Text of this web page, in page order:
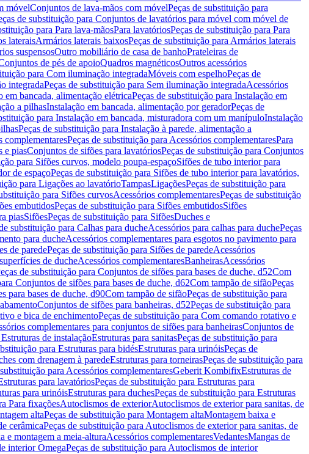
móvelConjuntos de lava-mãos com móvelPeças de substituição para
de substituição para Conjuntos de lavatórios para móvel com móvel de
para Para lava-mãosPara lavatóriosPeças de substituição para Para
lateraisArmários laterais baixosPeças de substituição para Armários laterais
suspensosOutro mobiliário de casa de banhoPrateleiras de
de pés de apoioQuadros magnéticosOutros acessórios
para Com iluminação integradaMóveis com espelhoPeças de
integradaPeças de substituição para Sem iluminação integradaAcessórios
em bancada, alimentação elétricaPeças de substituição para Instalação em
a pilhasInstalação em bancada, alimentação por geradorPeças de
para Instalação em bancada, misturadora com um manípuloInstalação
Peças de substituição para Instalação à parede, alimentação a
complementaresPeças de substituição para Acessórios complementaresPara
e piasConjuntos de sifões para lavatóriosPeças de substituição para Conjuntos
para Sifões curvos, modelo poupa-espaçoSifões de tubo interior para
de espaçoPeças de substituição para Sifões de tubo interior para lavatórios,
para Ligações ao lavatórioTampasLigaçõesPeças de substituição para
para Sifões curvosAcessórios complementaresPeças de substituição
embutidosPeças de substituição para Sifões embutidosSifões
piasSifõesPeças de substituição para SifõesDuches e
substituição para Calhas para ducheAcessórios para calhas para duchePeças
para ducheAcessórios complementares para esgotos no pavimento para
de paredePeças de substituição para Sifões de paredeAcessórios
de ducheAcessórios complementaresBanheirasAcessórios
de substituição para Conjuntos de sifões para bases de duche, d52Com
Conjuntos de sifões para bases de duche, d62Com tampão de sifãoPeças
para bases de duche, d90Com tampão de sifãoPeças de substituição para
Conjuntos de sifões para banheiras, d52Peças de substituição para
e bica de enchimentoPeças de substituição para Com comando rotativo e
complementares para conjuntos de sifões para banheirasConjuntos de
de instalaçãoEstruturas para sanitasPeças de substituição para
para Estruturas para bidésEstruturas para urinóisPeças de
com drenagem à paredeEstruturas para torneirasPeças de substituição para
para Acessórios complementaresGeberit KombifixEstruturas de
para lavatóriosPeças de substituição para Estruturas para
para urinóisEstruturas para duchesPeças de substituição para Estruturas
Para fixaçõesAutoclismos de exteriorAutoclismos de exterior para sanitas, de
altaPeças de substituição para Montagem altaMontagem baixa e
cerâmicaPeças de substituição para Autoclismos de exterior para sanitas, de
e montagem a meia-alturaAcessórios complementaresVedantesMangas de
interior OmegaPeças de substituição para Autoclismos de interior